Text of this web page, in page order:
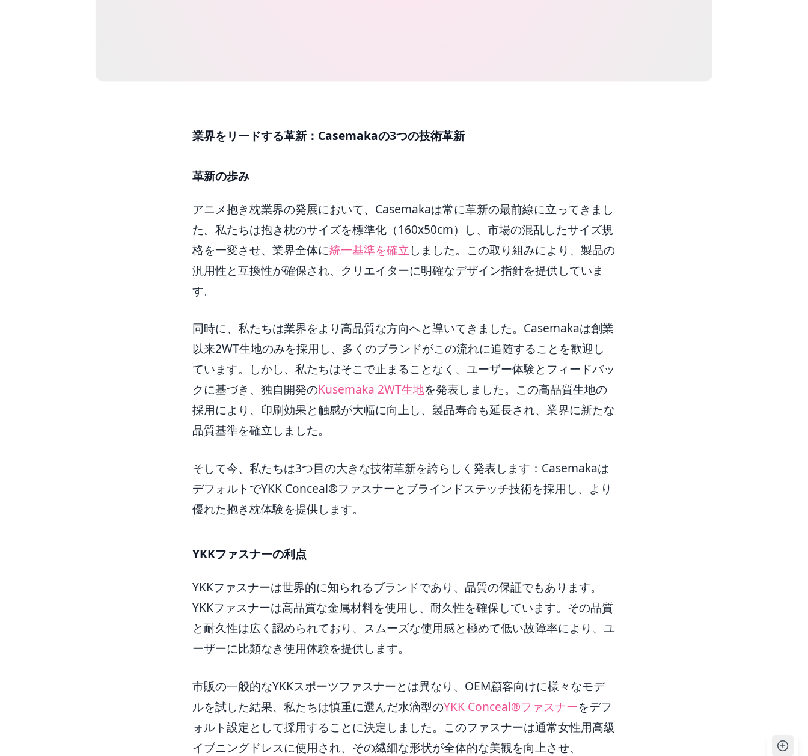
業界をリードする革新：Casemakaの3つの技術革新
革新の歩み
アニメ抱き枕業界の発展において、Casemakaは常に革新の最前線に立ってきまし
た。私たちは抱き枕のサイズを標準化（160x50cm）し、市場の混乱したサイズ規
格を一変させ、業界全体に統一基準を確立 しました。この取り組みにより、製品の
汎用性と互換性が確保され、クリエイターに明確なデザイン指針を提供していま
す。
同時に、私たちは業界をより高品質な方向へと導いてきました。Casemakaは創業
以来2WT生地のみを採用し、多くのブランドがこの流れに追随することを歓迎し
ています。しかし、私たちはそこで止まることなく、ユーザー体験とフィードバッ
クに基づき、独自開発のKusemaka 2WT生地を発表しました。この高品質生地の
採用により、印刷効果と触感が大幅に向上し、製品寿命も延長され、業界に新たな
品質基準を確立しました。
そして今、私たちは3つ目の大きな技術革新を誇らしく発表します：Casemakaは
デフォルトでYKK Conceal®ファスナーとブラインドステッチ技術を採用し、より
優れた抱き枕体験を提供します。
YKKファスナーの利点
YKKファスナーは世界的に知られるブランドであり、品質の保証でもあります。
YKKファスナーは高品質な金属材料を使用し、耐久性を確保しています。その品質
と耐久性は広く認められており、スムーズな使用感と極めて低い故障率により、ユ
ーザーに比類なき使用体験を提供します。
市販の一般的なYKKスポーツファスナーとは異なり、OEM顧客向けに様々なモデ
ルを試した結果、私たちは慎重に選んだ水滴型のYKK Conceal®ファスナーをデフ
ォルト設定として採用することに決定しました。このファスナーは通常女性用高級
イブニングドレスに使用され、その繊細な形状が全体的な美観を向上させ、